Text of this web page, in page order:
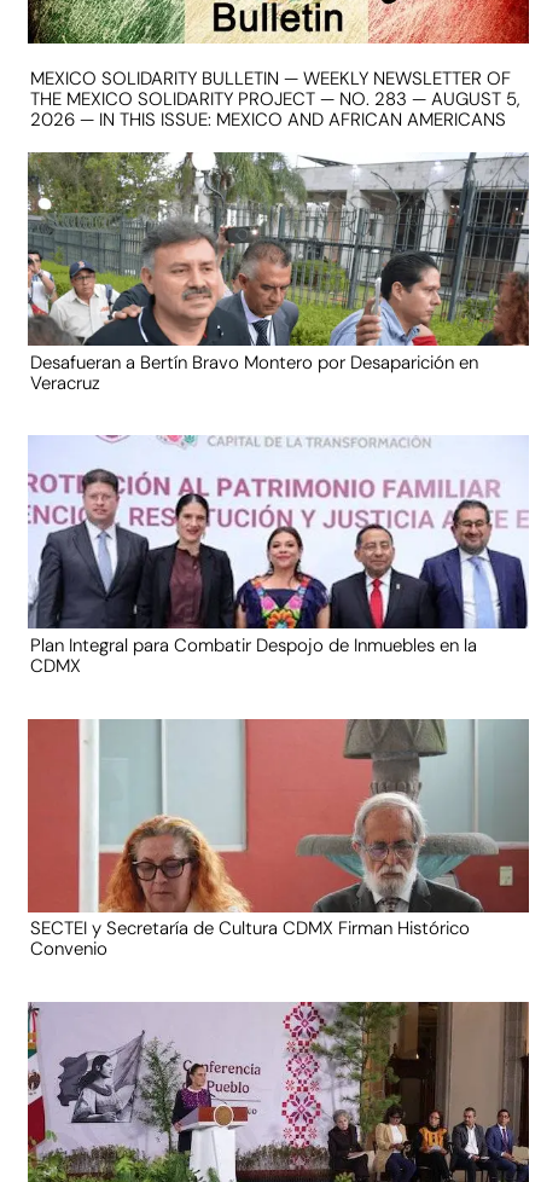
MEXICO SOLIDARITY BULLETIN — WEEKLY NEWSLETTER OF
THE MEXICO SOLIDARITY PROJECT — NO. 283 — AUGUST 5,
2026 — IN THIS ISSUE: MEXICO AND AFRICAN AMERICANS
Desafueran a Bertín Bravo Montero por Desaparición en
Veracruz
Plan Integral para Combatir Despojo de Inmuebles en la
CDMX
SECTEI y Secretaría de Cultura CDMX Firman Histórico
Convenio